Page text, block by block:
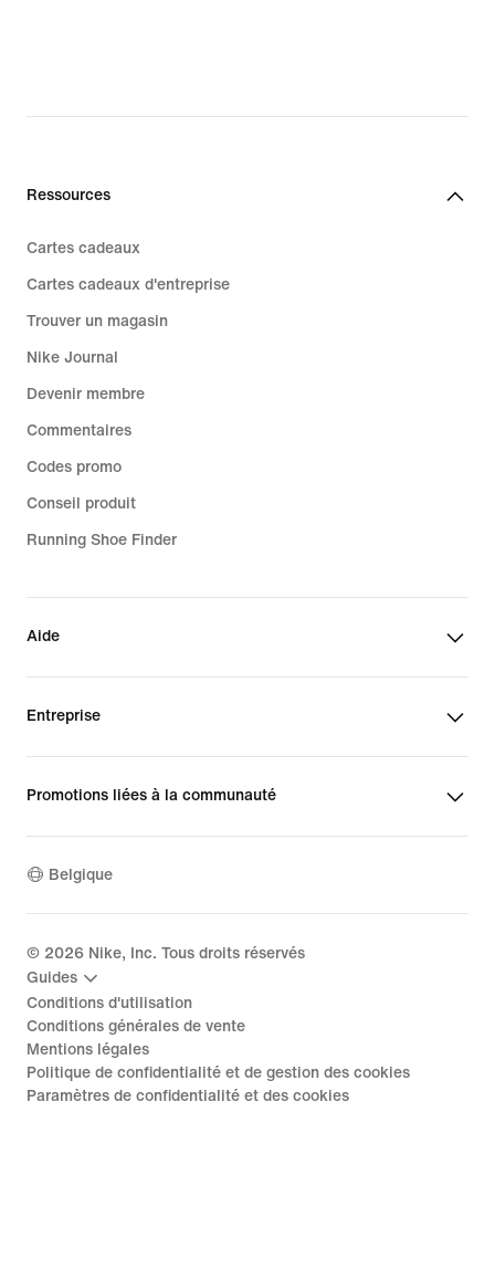
Ressources
Cartes cadeaux
Cartes cadeaux d'entreprise
Trouver un magasin
Nike Journal
Devenir membre
Commentaires
Codes promo
Conseil produit
Running Shoe Finder
Aide
Entreprise
Promotions liées à la communauté
Belgique
© 2026 Nike, Inc. Tous droits réservés
Guides
Conditions d'utilisation
Conditions générales de vente
Mentions légales
Politique de confidentialité et de gestion des cookies
Paramètres de confidentialité et des cookies